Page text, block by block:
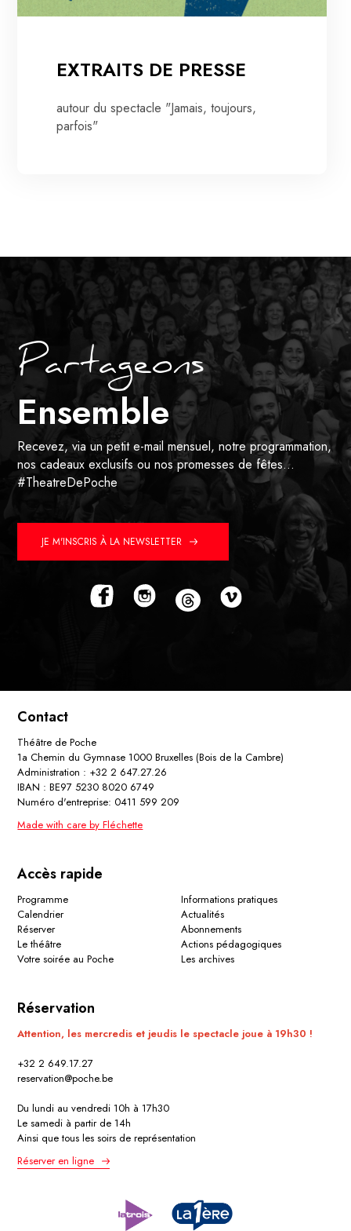
EXTRAITS DE PRESSE
autour du spectacle "Jamais, toujours,
parfois"
Partageons
Ensemble
Recevez, via un petit e-mail mensuel, notre programmation,
nos cadeaux exclusifs ou nos promesses de fêtes…
#TheatreDePoche
JE M'INSCRIS À LA NEWSLETTER
Contact
Théâtre de Poche
1a Chemin du Gymnase 1000 Bruxelles (Bois de la Cambre)
Administration : +32 2 647.27.26
IBAN : BE97 5230 8020 6749
Numéro d'entreprise: 0411 599 209
Made with care by Fléchette
Accès rapide
Programme
Calendrier
Réserver
Le théâtre
Votre soirée au Poche
Informations pratiques
Actualités
Abonnements
Actions pédagogiques
Les archives
Réservation
Attention, les mercredis et jeudis le spectacle joue à 19h30 !
+32 2 649.17.27
reservation@poche.be
Du lundi au vendredi 10h à 17h30
Le samedi à partir de 14h
Ainsi que tous les soirs de représentation
Réserver en ligne